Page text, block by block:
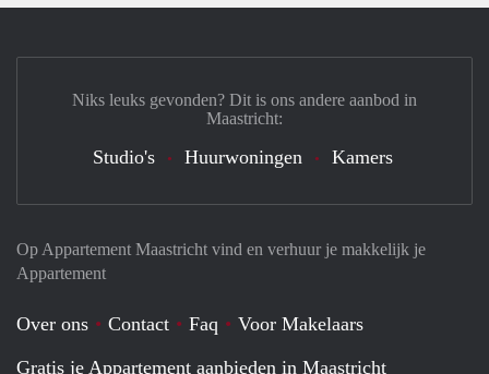
Op Appartement Maastricht vind en verhuur je makkelijk je
Appartement
Over ons Contact Faq
Voor Makelaars
Gratis je Appartement aanbieden in Maastricht
Niks leuks gevonden? Dit is ons andere aanbod in
Maastricht:
Studio's Huurwoningen Kamers